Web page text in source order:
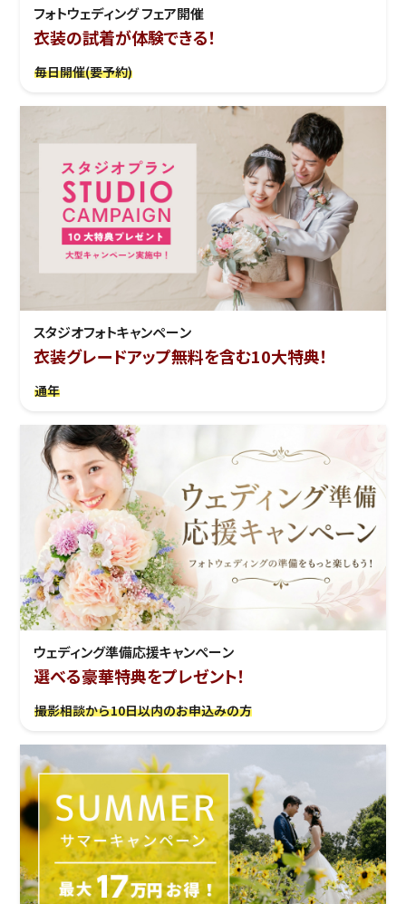
フォトウェディング フェア開催
衣装の試着が体験できる！
毎日開催(要予約)
スタジオフォトキャンペーン
衣装グレードアップ無料を含む10大特典！
通年
ウェディング準備応援キャンぺーン
選べる豪華特典をプレゼント！
撮影相談から10日以内のお申込みの方